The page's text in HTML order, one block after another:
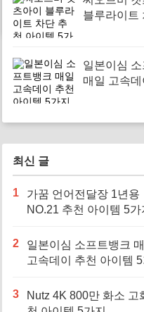
블루라이트
일본이심
매일 고속
최신 글
1
가꿈 언어전달장 1년용
NO.21 추천 아이템 5가
2
일본이심 소프트뱅크
고속데이 추천 아이템
3
Nutz 4K 800만 화소 고